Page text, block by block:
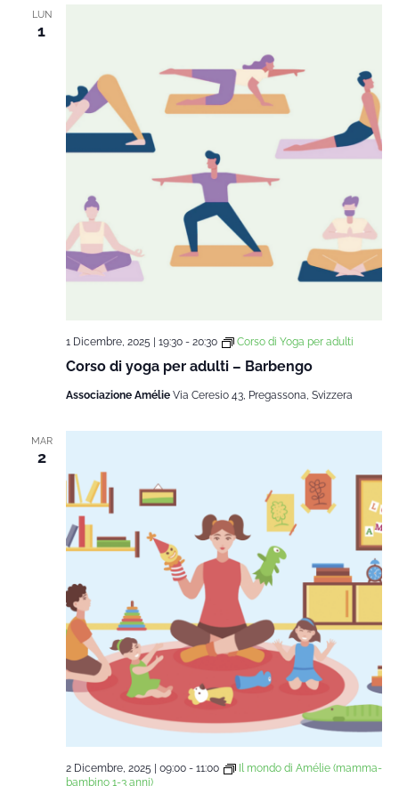
LUN
1
Corso di yoga per adulti – Barbengo
1 Dicembre, 2025 | 19:30- 20:30 Corso di Yoga per adulti
Associazione Amélie Via Ceresio 43, Pregassona, Svizzera
MAR
2
2 Dicembre, 2025 | 09:00- 11:00
Il mondo di Amélie (mamma-
bambino 1-3 anni)